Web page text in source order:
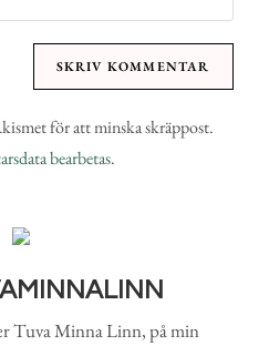
för att minska skräppost.
bearbetas.
Tuva Minna Linn, på min